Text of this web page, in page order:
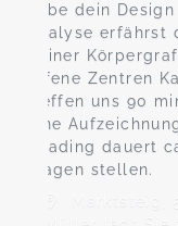
Lebe dein
Analyse erfährst
deiner
offene Zentren
treffen uns 90
eine
Reading dauert
Fragen stellen.
Marktsteig,